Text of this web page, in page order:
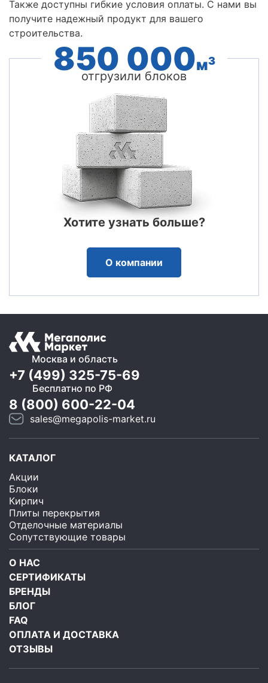
Также доступны гибкие условия оплаты. С нами вы
получите надежный продукт для вашего
строительства.
850 000м3
отгрузили блоков
Хотите узнать больше?
О компании
Москва и область
+7 (499) 325-75-69
Бесплатно по РФ
8 (800) 600-22-04
sales@megapolis-market.ru
КАТАЛОГ
Акции
Блоки
Кирпич
Плиты перекрытия
Отделочные материалы
Сопутствующие товары
О НАС
СЕРТИФИКАТЫ
БРЕНДЫ
БЛОГ
FAQ
ОПЛАТА И ДОСТАВКА
ОТЗЫВЫ